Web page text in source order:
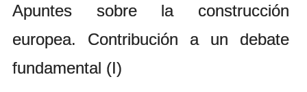
Andrés Vázquez de Sola
Apuntes sobre la construcción
europea. Contribución a un debate
fundamental (I)